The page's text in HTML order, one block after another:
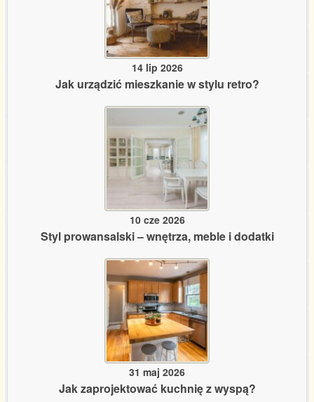
14 lip 2026
Jak urządzić mieszkanie w stylu retro?
10 cze 2026
Styl prowansalski – wnętrza, meble i dodatki
31 maj 2026
Jak zaprojektować kuchnię z wyspą?